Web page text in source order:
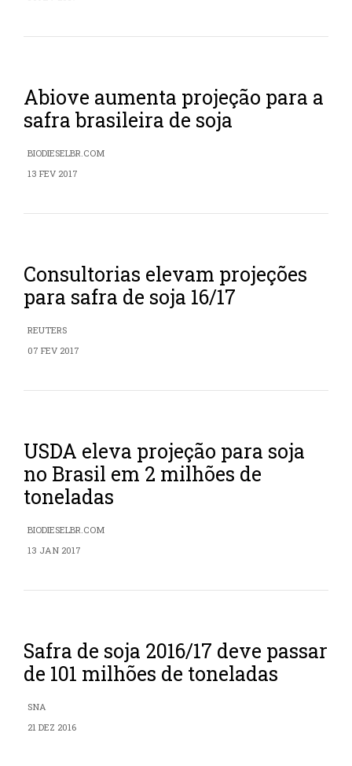
Abiove aumenta projeção para a
safra brasileira de soja
BIODIESELBR.COM
13 FEV 2017
Consultorias elevam projeções
para safra de soja 16/17
REUTERS
07 FEV 2017
USDA eleva projeção para soja
no Brasil em 2 milhões de
toneladas
BIODIESELBR.COM
13 JAN 2017
Safra de soja 2016/17 deve passar
de 101 milhões de toneladas
SNA
21 DEZ 2016